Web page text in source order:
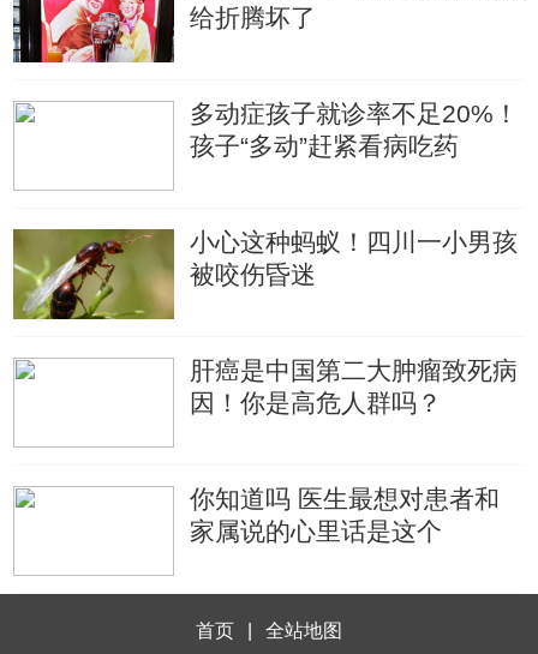
给折腾坏了
多动症孩子就诊率不足20%！
孩子“多动”赶紧看病吃药
小心这种蚂蚁！四川一小男孩
被咬伤昏迷
肝癌是中国第二大肿瘤致死病
因！你是高危人群吗？
你知道吗 医生最想对患者和
家属说的心里话是这个
首页 全站地图